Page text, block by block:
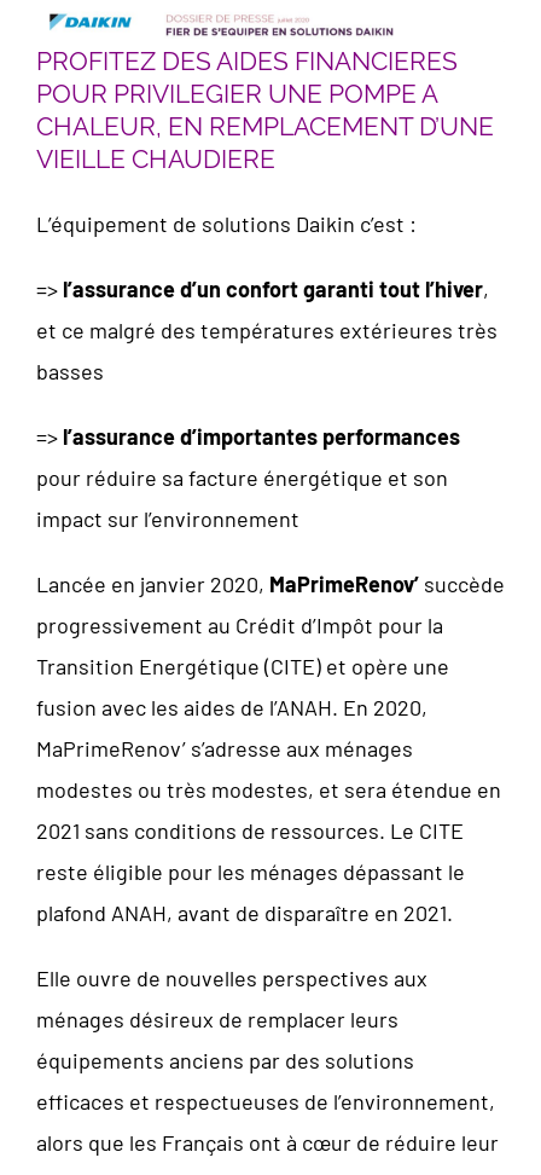
PROFITEZ DES AIDES FINANCIERES
POUR PRIVILEGIER UNE POMPE A
CHALEUR, EN REMPLACEMENT D’UNE
VIEILLE CHAUDIERE
L’équipement de solutions Daikin c’est :
=> l’assurance d’un confort garanti tout l’hiver,
et ce malgré des températures extérieures très
basses
=> l’assurance d’importantes performances
pour réduire sa facture énergétique et son
impact sur l’environnement
Lancée en janvier 2020, MaPrimeRenov’ succède
progressivement au Crédit d’Impôt pour la
Transition Energétique (CITE) et opère une
fusion avec les aides de l’ANAH. En 2020,
MaPrimeRenov’ s’adresse aux ménages
modestes ou très modestes, et sera étendue en
2021 sans conditions de ressources. Le CITE
reste éligible pour les ménages dépassant le
plafond ANAH, avant de disparaître en 2021.
Elle ouvre de nouvelles perspectives aux
ménages désireux de remplacer leurs
équipements anciens par des solutions
efficaces et respectueuses de l’environnement,
alors que les Français ont à cœur de réduire leur